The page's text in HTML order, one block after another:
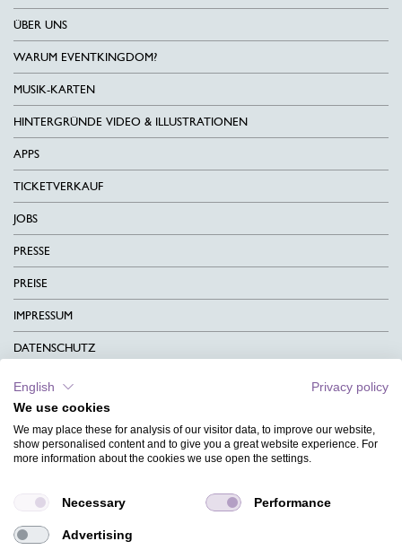
ÜBER UNS
WARUM EVENTKINGDOM?
MUSIK-KARTEN
HINTERGRÜNDE VIDEO & ILLUSTRATIONEN
APPS
TICKETVERKAUF
JOBS
PRESSE
PREISE
IMPRESSUM
DATENSCHUTZ
KONTAKT
AGB
CHARITY
MAGAZIN
HILFE
English
Privacy policy
We use cookies
We may place these for analysis of our visitor data, to improve our website,
show personalised content and to give you a great website experience. For
more information about the cookies we use open the settings.
Necessary Performance
Advertising